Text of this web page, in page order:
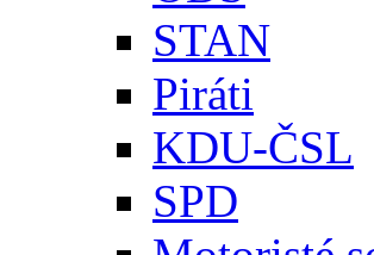
STAN
Piráti
KDU-ČSL
SPD